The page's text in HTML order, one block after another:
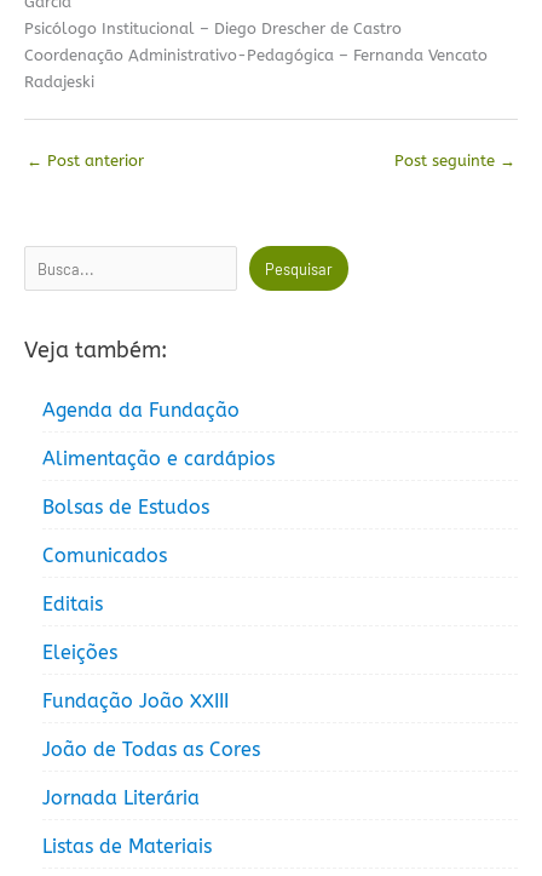
Psicólogo Institucional – Diego Drescher de Castro
Coordenação Administrativo-Pedagógica – Fernanda Vencato
Radajeski
← Post anterior Post seguinte →
Pesquisar Pesquisar
Veja também:
Agenda da Fundação
Alimentação e cardápios
Bolsas de Estudos
Comunicados
Editais
Eleições
Fundação João XXIII
João de Todas as Cores
Jornada Literária
Listas de Materiais